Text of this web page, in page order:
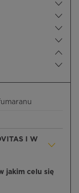
I W
jakim celu się